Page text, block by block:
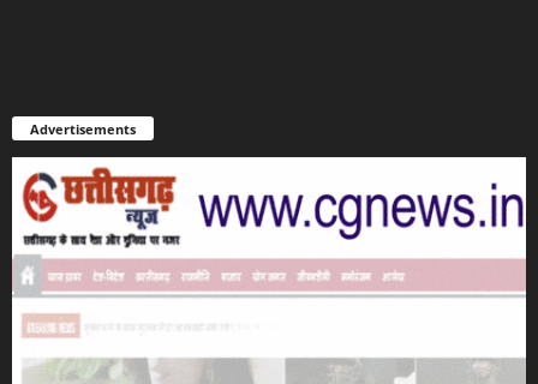
Advertisements